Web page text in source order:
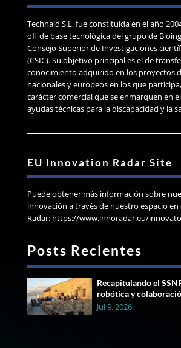
Technaid S.L. fue constituida en el año
off de base tecnológica del grupo de
Consejo Superior de Investigaciones
(CSIC). Su objetivo principal es el de
conocimiento adquirido en los proyectos
nacionales y europeos en los que
carácter comercial que se enmarquen en
ayudas técnicas para la discapacidad y la
EU Innovation Radar Site
Puede obtener más información sobre
innovación a través de nuestro espacio
Radar: https://www.innoradar.eu/
Posts Recientes
Recapitulando el
robótica y
Jul 9, 2026